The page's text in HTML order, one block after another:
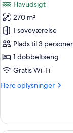
-
ikke-
ryger
havudsigt
billeder
af
Royal-
suite
Havudsigt
270 m²
1 soveværelse
Plads til 3 personer
1 dobbeltseng
Gratis Wi-Fi
Flere oplysninger
Flere
suite